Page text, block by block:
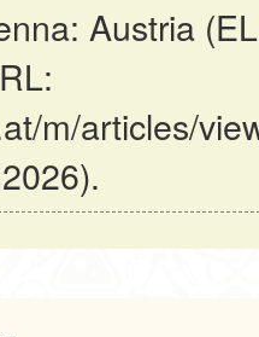
Austria
m/articles/